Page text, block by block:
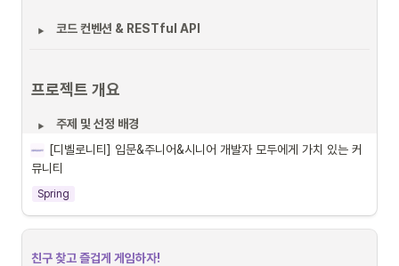
코드 컨벤션 & RESTful API
프로젝트 개요
주제 및 선정 배경
프로젝트 팀 구성 및 역할
주차별 프로젝트 타임라인
JIRA를 활용한 프로젝트 업무관리
[디벨로니티] 입문&주니어&시니어 개발자 모두에게 가치 있는 커
뮤니티
Spring
친구 찾고 즐겁게 게임하자!